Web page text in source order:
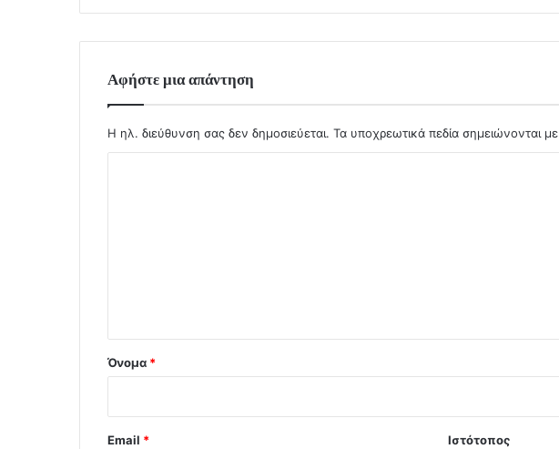
Αφήστε μια απάντηση
Η ηλ. διεύθυνση σας δεν δημοσιεύεται. Τα υποχρεωτικά πεδία σημειώνονται με
Όνομα *
Email * Ιστότοπος